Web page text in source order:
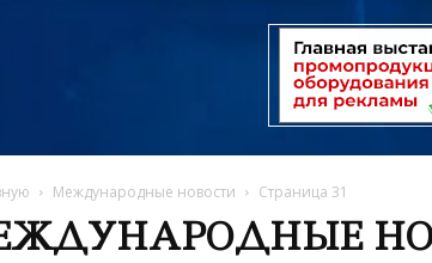
Международные новости Страница 31